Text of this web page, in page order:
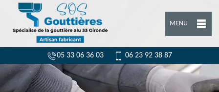
MENU
05 33 06 36 03 06 23 92 38 87